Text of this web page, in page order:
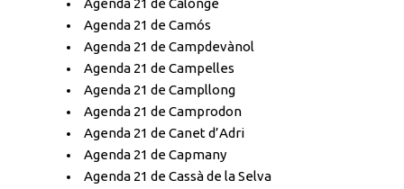
Agenda 21 de Calonge
Agenda 21 de Camós
Agenda 21 de Campdevànol
Agenda 21 de Campelles
Agenda 21 de Campllong
Agenda 21 de Camprodon
Agenda 21 de Canet d’Adri
Agenda 21 de Capmany
Agenda 21 de Cassà de la Selva